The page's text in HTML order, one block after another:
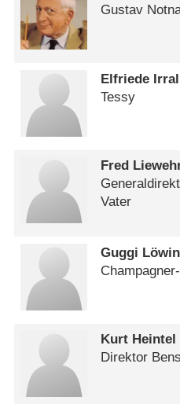
Gustav
Elfriede
Tessy
Fred
Vater
Guggi
Kurt Heintel
Direktor